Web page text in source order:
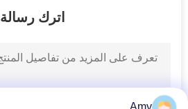
مسامير نحاسية
اترك رسالة
Amy